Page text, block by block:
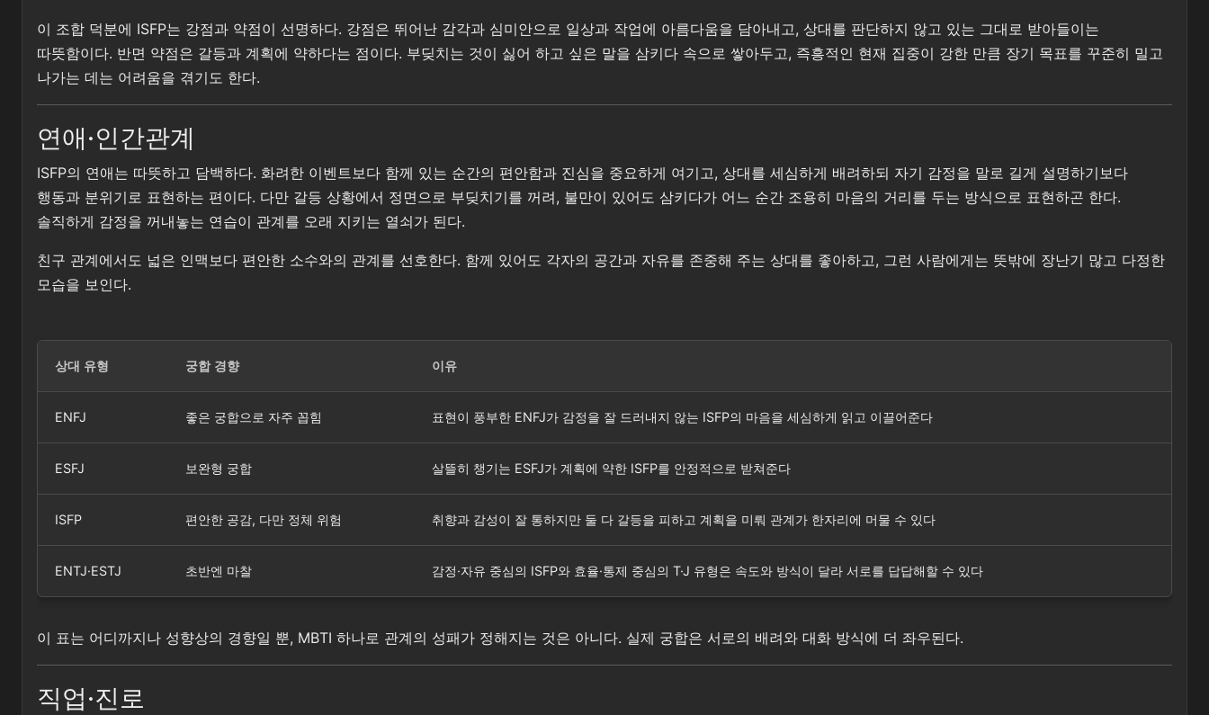
이 조합 덕분에 ISFP는 강점과 약점이 선명하다. 강점은 뛰어난 감각과 심미안으로 일상과 작업에 아름다움을 담아내고, 상대를 판단하지 않고 있는 그대로 받아들이는
따뜻함이다. 반면 약점은 갈등과 계획에 약하다는 점이다. 부딪치는 것이 싫어 하고 싶은 말을 삼키다 속으로 쌓아두고, 즉흥적인 현재 집중이 강한 만큼 장기 목표를 꾸준히 밀고
나가는 데는 어려움을 겪기도 한다.
연애·인간관계
ISFP의 연애는 따뜻하고 담백하다. 화려한 이벤트보다 함께 있는 순간의 편안함과 진심을 중요하게 여기고, 상대를 세심하게 배려하되 자기 감정을 말로 길게 설명하기보다
행동과 분위기로 표현하는 편이다. 다만 갈등 상황에서 정면으로 부딪치기를 꺼려, 불만이 있어도 삼키다가 어느 순간 조용히 마음의 거리를 두는 방식으로 표현하곤 한다.
솔직하게 감정을 꺼내놓는 연습이 관계를 오래 지키는 열쇠가 된다.
친구 관계에서도 넓은 인맥보다 편안한 소수와의 관계를 선호한다. 함께 있어도 각자의 공간과 자유를 존중해 주는 상대를 좋아하고, 그런 사람에게는 뜻밖에 장난기 많고 다정한
모습을 보인다.
상대 유형 궁합 경향 이유
ENFJ 좋은 궁합으로 자주 꼽힘 표현이 풍부한 ENFJ가 감정을 잘 드러내지 않는 ISFP의 마음을 세심하게 읽고 이끌어준다
ESFJ 보완형 궁합 살뜰히 챙기는 ESFJ가 계획에 약한 ISFP를 안정적으로 받쳐준다
ISFP 편안한 공감, 다만 정체 위험 취향과 감성이 잘 통하지만 둘 다 갈등을 피하고 계획을 미뤄 관계가 한자리에 머물 수 있다
ENTJ·ESTJ 초반엔 마찰 감정·자유 중심의 ISFP와 효율·통제 중심의 T·J 유형은 속도와 방식이 달라 서로를 답답해할 수 있다
이 표는 어디까지나 성향상의 경향일 뿐, MBTI 하나로 관계의 성패가 정해지는 것은 아니다. 실제 궁합은 서로의 배려와 대화 방식에 더 좌우된다.
직업·진로